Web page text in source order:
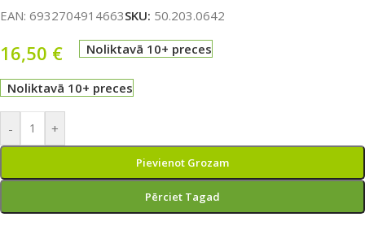
EAN: 6932704914663SKU: 50.203.0642
16,50 € Noliktavā 10+ preces
Noliktavā 10+ preces
- +
Pievienot Grozam
Pērciet Tagad